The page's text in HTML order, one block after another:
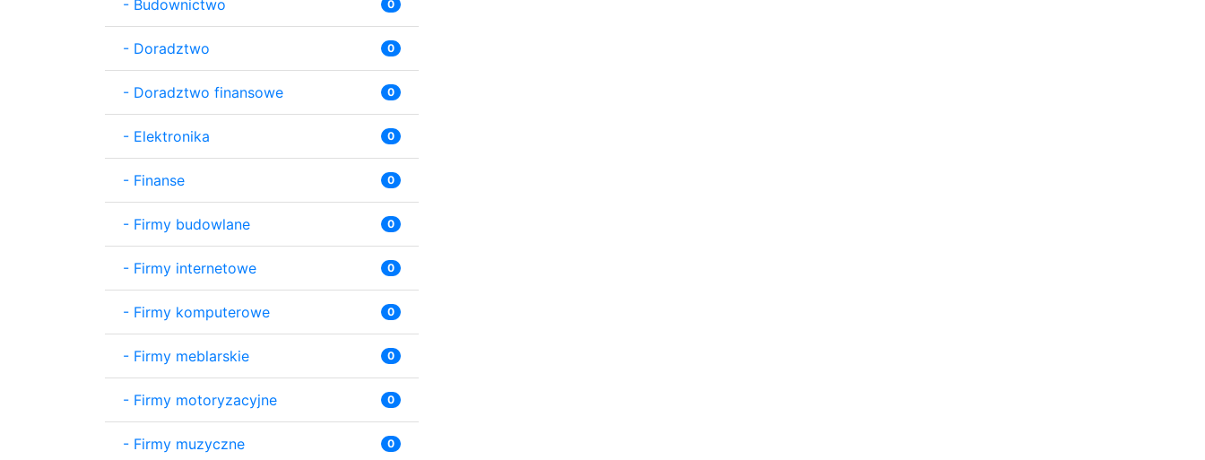
- Budownictwo 0
- Doradztwo 0
- Doradztwo finansowe 0
- Elektronika 0
- Finanse 0
- Firmy budowlane 0
- Firmy internetowe 0
- Firmy komputerowe 0
- Firmy meblarskie 0
- Firmy motoryzacyjne 0
- Firmy muzyczne 0